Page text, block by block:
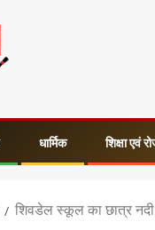
धार्मिक शिक्षा एवं
शिवडेल स्कूल का छात्र